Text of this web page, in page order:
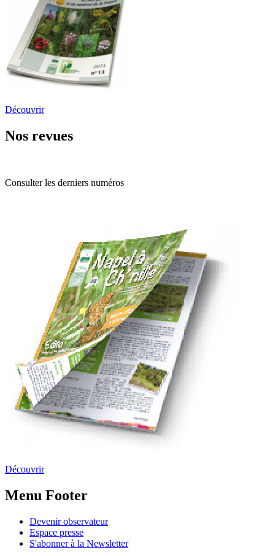
Découvrir
Nos revues
Consulter les derniers numéros
Découvrir
Menu Footer
Devenir observateur
Espace presse
S'abonner à la Newsletter